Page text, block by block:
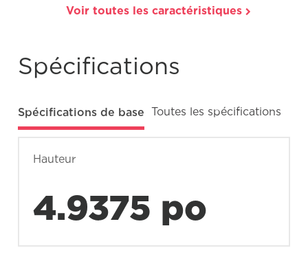
Voir toutes les caractéristiques
Spécifications
Spécifications de base Toutes les spécifications
Hauteur
4.9375 po